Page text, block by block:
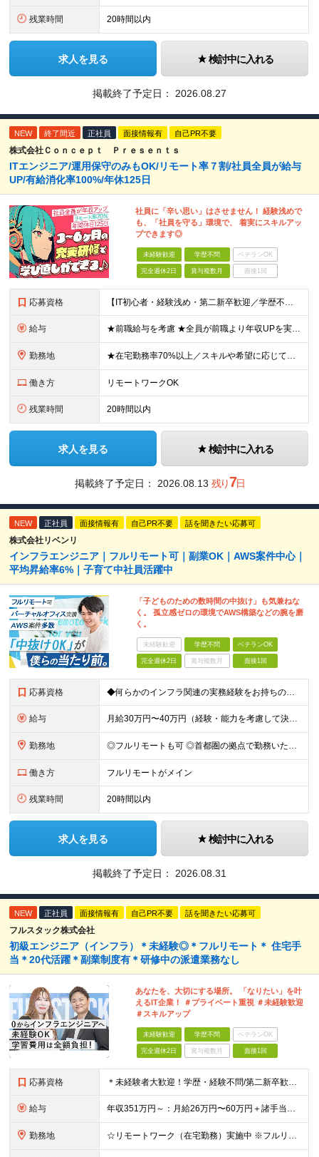
残業時間 20時間以内
求人を見る 検討中に入れる
掲載終了予定日： 2026.08.27
NEW 終了間近 正社員 面接情報有 自己PR不要
株式会社Ｃｏｎｃｅｐｔ Ｐｒｅｓｅｎｔｓ
ITエンジニア/運用保守のみもOK/リモート率７割/社員全員が給与
UP/有給消化率100%/年休125日
社員に「辛い思い」はさせません！ 経験浅めで
も、「社員を守る」環境で、 着実にスキルアッ
プできます◎
未経験歓迎 学歴不問 ベテランOK
完全週休2日 賞与複数月 面接1回
応募資格 【IT初心者・経験浅め・第二新卒歓迎／学歴不問】 「IT業界に興味がある」「手に職をつけたい」という意欲を重視したポテンシャル採用です！ ★こんな方を歓迎します ・新しいことを学ぶのが好きな方 ・チ
給与 ★前職給与を考慮 ★全員が前職より年収UPを実現！ ★入社後3年程度で年収50万～100万円UP可 年俸288万円～800万円（1/12を毎月支給）＋インセンティブ＋各種手当 ※経験・スキルを考慮
勤務地 ★在宅勤務率70%以上／スキルや希望に応じてフルリモートも可 ★転勤なし 本社または一都三県のプロジェクト先（東陽町、浜松町などメインは東京23区内）にて勤務いただきます！ 【本社】 東京都荒川区
働き方 リモートワークOK
残業時間 20時間以内
求人を見る 検討中に入れる
掲載終了予定日： 2026.08.13 残り7日
NEW 正社員 面接情報有 自己PR不要 話を聞きたい応募可
株式会社リベンリ
インフラエンジニア｜フルリモート可｜副業OK｜AWS案件中心｜
平均昇給率6%｜子育て中社員活躍中
「子どものための数時間の中抜け」も気兼ねな
く。 孤立感ゼロの環境でAWS構築などの腕を磨
く。
未経験歓迎 学歴不問 ベテランOK
完全週休2日 賞与複数月 面接1回
応募資格 ◆何らかのインフラ関連の実務経験をお持ちの方 ◆学歴不問 ＜特に歓迎する方＞ ◆Linuxサーバーの構築・運用経験（3年以上） ◆パブリッククラウド（AWS / Azure / GCPいずれか）を用
給与 月給30万円〜40万円（経験・能力を考慮して決定） ※固定残業代20時間分（4.0〜5.5万円）含む／超過分は全額支給 ※経験・スキルを考慮のうえ決定いたします ※6ヶ月の試用期間あり。期間中の待遇に
勤務地 ◎フルリモートも可 ◎首都圏の拠点で勤務いただくことを想定しております ■本社（湘南本社） 神奈川県藤沢市辻堂神台2-2-1 アイクロス湘南8階 └JR東海道線「辻堂駅」徒歩3分 ■東北支社 秋田
働き方 フルリモートがメイン
残業時間 20時間以内
求人を見る 検討中に入れる
掲載終了予定日： 2026.08.31
NEW 正社員 面接情報有 自己PR不要 話を聞きたい応募可
フルスタック株式会社
初級エンジニア（インフラ）＊未経験◎＊フルリモート＊ 住宅手
当＊20代活躍＊副業制度有＊研修中の派遣業務なし
あなたを、大切にする場所。 「なりたい」を叶
えるIT企業！ ＃プライベート重視 ＃未経験歓迎
＃スキルアップ
未経験歓迎 学歴不問 ベテランOK
完全週休2日 賞与複数月 面接1回
応募資格 ＊未経験者大歓迎！学歴・経験不問/第二新卒歓迎/充実研修/WEB面接可能＊ ▼未経験歓迎＆完全ポテンシャル採用！▼ 基礎のキソから学べる研修があるので経験は一切不問！ 面接では「あなたの想い」を教
給与 年収351万円～：月給26万円〜60万円＋諸手当＋インセンティブ（２種）＋賞与 ★Point 設立から9ヶ月で全社員2万円の昇給実績 ※成果はしっかりと還元いたします！ ★Point 100％年
勤務地 ☆リモートワーク（在宅勤務）実施中 ※フルリモート可 【グループ本社】東京都中央区八丁堀3-6-6 アド京橋ビル2F ∟宝町駅 5分/京橋駅 7分/八丁堀駅7分/JR東京駅10分 【プロジェクト先